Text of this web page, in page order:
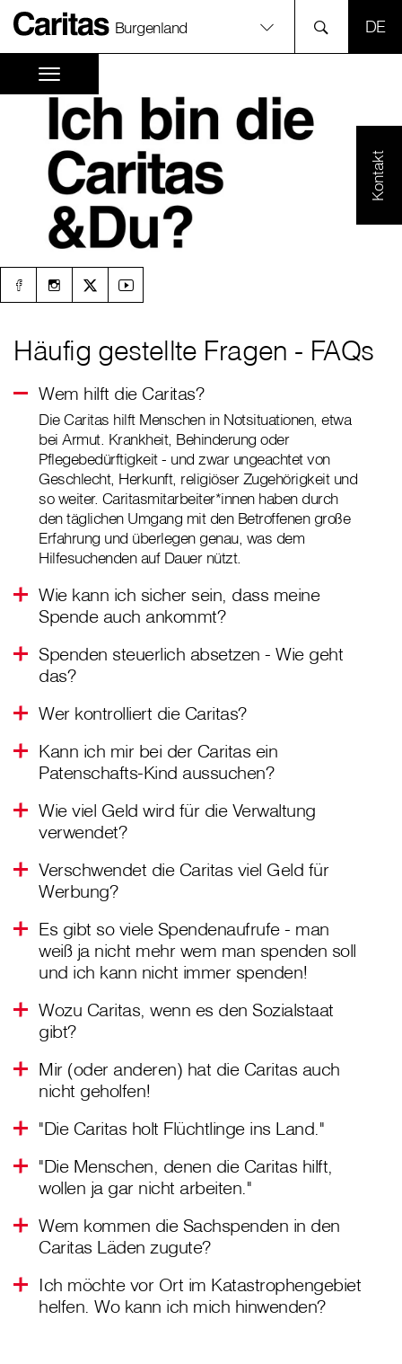
Burgenland
Kontakt
Häufig gestellte Fragen - FAQs
Wem hilft die Caritas?
Die Caritas hilft Menschen in Notsituationen, etwa
bei Armut. Krankheit, Behinderung oder
Pflegebedürftigkeit - und zwar ungeachtet von
Geschlecht, Herkunft, religiöser Zugehörigkeit und
so weiter. Caritasmitarbeiter*innen haben durch
den täglichen Umgang mit den Betroffenen große
Erfahrung und überlegen genau, was dem
Hilfesuchenden auf Dauer nützt.
Wie kann ich sicher sein, dass meine
Spende auch ankommt?
Spenden steuerlich absetzen - Wie geht
das?
Wer kontrolliert die Caritas?
Kann ich mir bei der Caritas ein
Patenschafts-Kind aussuchen?
Wie viel Geld wird für die Verwaltung
verwendet?
Verschwendet die Caritas viel Geld für
Werbung?
Es gibt so viele Spendenaufrufe - man
weiß ja nicht mehr wem man spenden soll
und ich kann nicht immer spenden!
Wozu Caritas, wenn es den Sozialstaat
gibt?
Mir (oder anderen) hat die Caritas auch
nicht geholfen!
"Die Caritas holt Flüchtlinge ins Land."
"Die Menschen, denen die Caritas hilft,
wollen ja gar nicht arbeiten."
Wem kommen die Sachspenden in den
Caritas Läden zugute?
Ich möchte vor Ort im Katastrophengebiet
helfen. Wo kann ich mich hinwenden?